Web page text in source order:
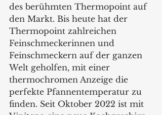
des berühmten Thermopoint auf
den Markt. Bis heute hat der
Thermopoint zahlreichen
Feinschmeckerinnen und
Feinschmeckern auf der ganzen
Welt geholfen, mit einer
thermochromen Anzeige die
perfekte Pfannentemperatur zu
finden. Seit Oktober 2022 ist mit